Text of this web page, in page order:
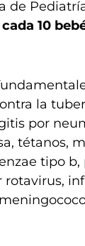
de
10
la
por
tétanos,
tipo b,
rotavirus,